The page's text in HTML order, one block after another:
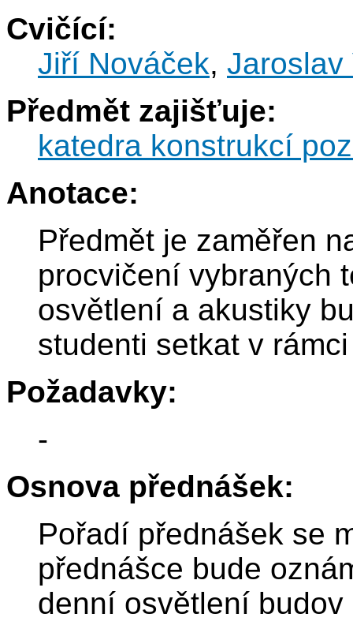
Cvičící:
Jiří Nováček, Jaroslav
Předmět zajišťuje:
katedra konstrukcí
Anotace:
Předmět je zaměřen
procvičení vybraných
osvětlení a akustiky
studenti setkat v
Požadavky:
-
Osnova přednášek:
Pořadí přednášek se
přednášce bude
denní osvětlení